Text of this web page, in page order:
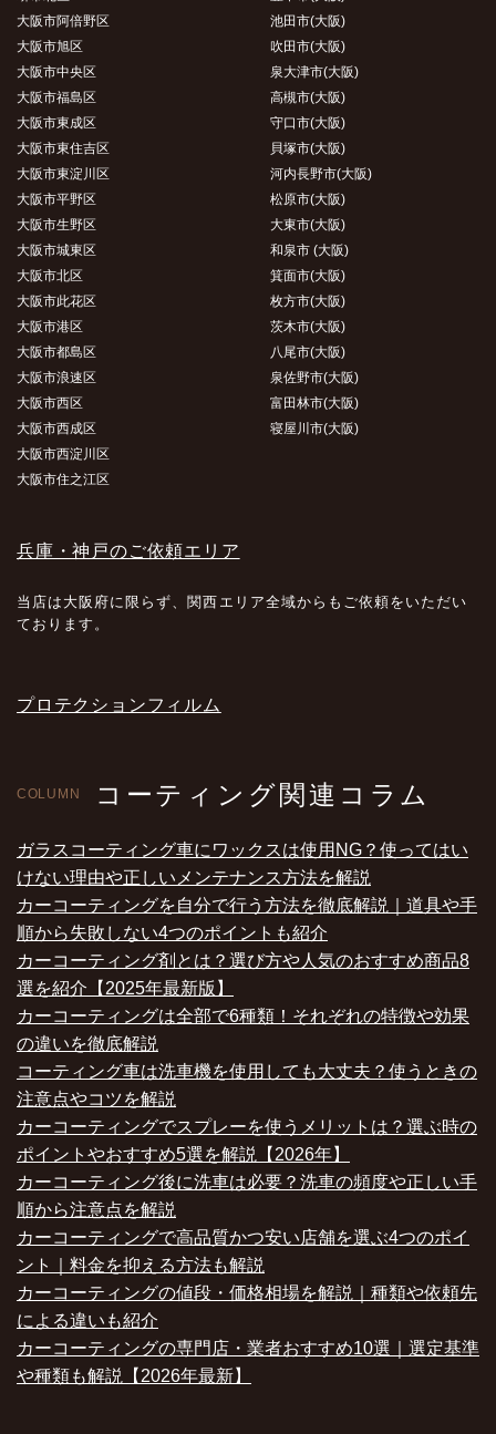
大阪市阿倍野区
大阪市旭区
大阪市中央区
大阪市福島区
大阪市東成区
大阪市東住吉区
大阪市東淀川区
大阪市平野区
大阪市生野区
大阪市城東区
大阪市北区
大阪市此花区
大阪市港区
大阪市都島区
大阪市浪速区
大阪市西区
大阪市西成区
大阪市西淀川区
大阪市住之江区
池田市(大阪)
吹田市(大阪)
泉大津市(大阪)
高槻市(大阪)
守口市(大阪)
貝塚市(大阪)
河内長野市(大阪)
松原市(大阪)
大東市(大阪)
和泉市 (大阪)
箕面市(大阪)
枚方市(大阪)
茨木市(大阪)
八尾市(大阪)
泉佐野市(大阪)
富田林市(大阪)
寝屋川市(大阪)
兵庫・神戸のご依頼エリア
当店は大阪府に限らず、関西エリア全域からもご依頼をいただい
ております。
プロテクションフィルム
COLUMN コーティング関連コラム
ガラスコーティング車にワックスは使用NG？使ってはい
けない理由や正しいメンテナンス方法を解説
カーコーティングを自分で行う方法を徹底解説｜道具や手
順から失敗しない4つのポイントも紹介
カーコーティング剤とは？選び方や人気のおすすめ商品8
選を紹介【2025年最新版】
カーコーティングは全部で6種類！それぞれの特徴や効果
の違いを徹底解説
コーティング車は洗車機を使用しても大丈夫？使うときの
注意点やコツを解説
カーコーティングでスプレーを使うメリットは？選ぶ時の
ポイントやおすすめ5選を解説【2026年】
カーコーティング後に洗車は必要？洗車の頻度や正しい手
順から注意点を解説
カーコーティングで高品質かつ安い店舗を選ぶ4つのポイ
ント｜料金を抑える方法も解説
カーコーティングの値段・価格相場を解説｜種類や依頼先
による違いも紹介
カーコーティングの専門店・業者おすすめ10選｜選定基準
や種類も解説【2026年最新】